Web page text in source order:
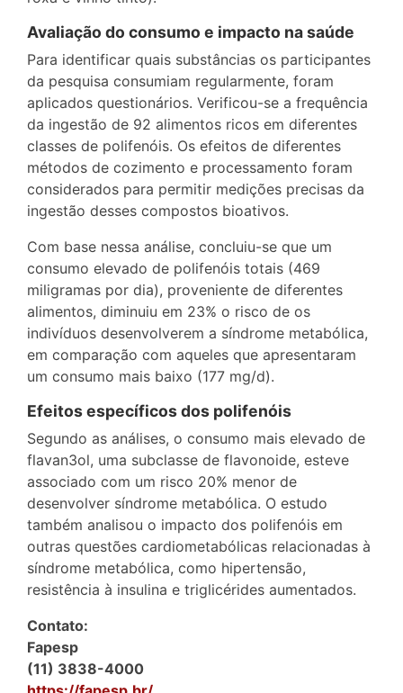
Avaliação do consumo e impacto na saúde
Para identificar quais substâncias os participantes
da pesquisa consumiam regularmente, foram
aplicados questionários. Verificou-se a frequência
da ingestão de 92 alimentos ricos em diferentes
classes de polifenóis. Os efeitos de diferentes
métodos de cozimento e processamento foram
considerados para permitir medições precisas da
ingestão desses compostos bioativos.
Com base nessa análise, concluiu-se que um
consumo elevado de polifenóis totais (469
miligramas por dia), proveniente de diferentes
alimentos, diminuiu em 23% o risco de os
indivíduos desenvolverem a síndrome metabólica,
em comparação com aqueles que apresentaram
um consumo mais baixo (177 mg/d).
Efeitos específicos dos polifenóis
Segundo as análises, o consumo mais elevado de
flavan3ol, uma subclasse de flavonoide, esteve
associado com um risco 20% menor de
desenvolver síndrome metabólica. O estudo
também analisou o impacto dos polifenóis em
outras questões cardiometabólicas relacionadas à
síndrome metabólica, como hipertensão,
resistência à insulina e triglicérides aumentados.
Contato:
Fapesp
(11) 3838-4000